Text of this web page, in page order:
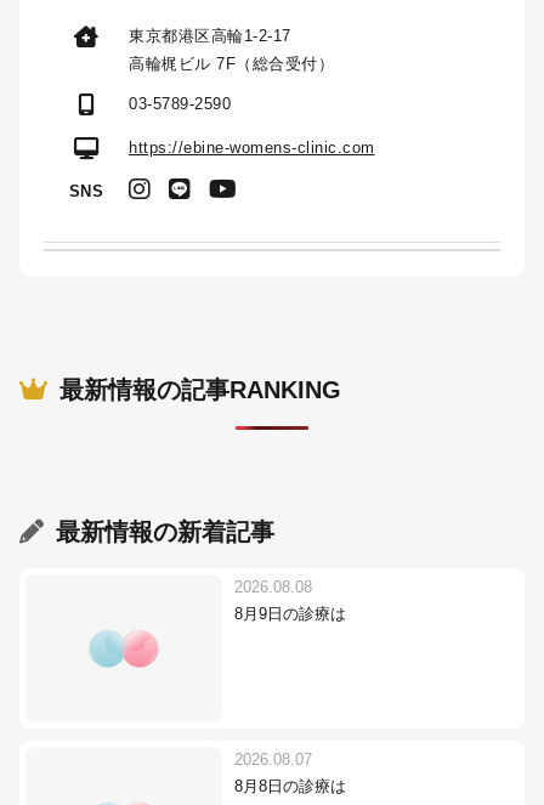
東京都港区高輪1-2-17
高輪梶ビル 7F（総合受付）
03-5789-2590
https://ebine-womens-clinic.com
SNS
最新情報の記事RANKING
最新情報の新着記事
2026.08.08
8月9日の診療は
2026.08.07
8月8日の診療は